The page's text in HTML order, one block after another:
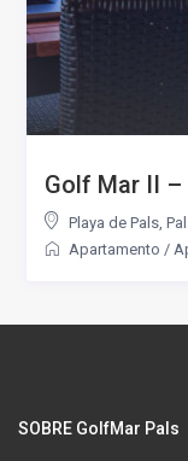
Golf Mar II
Playa de Pals,
Apartamento /
SOBRE GolfMar Pals